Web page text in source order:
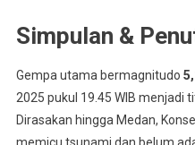
Simpulan &
Gempa utama bermagnitudo
2025 pukul 19.45 WIB menjadi
Dirasakan hingga Medan,
memicu tsunami dan belum